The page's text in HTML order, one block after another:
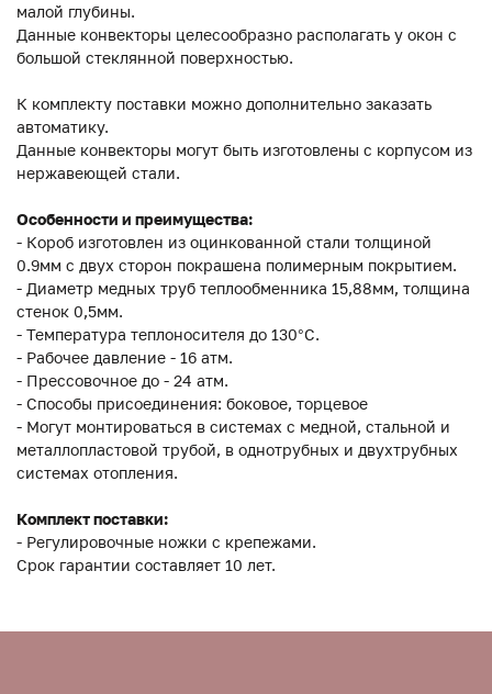
малой глубины.
Данные конвекторы целесообразно располагать у окон с
большой стеклянной поверхностью.
К комплекту поставки можно дополнительно заказать
автоматику.
Данные конвекторы могут быть изготовлены с корпусом из
нержавеющей стали.
Особенности и преимущества:
- Короб изготовлен из оцинкованной стали толщиной
0.9мм с двух сторон покрашена полимерным покрытием.
- Диаметр медных труб теплообменника 15,88мм, толщина
стенок 0,5мм.
- Температура теплоносителя до 130°C.
- Рабочее давление - 16 атм.
- Прессовочное до - 24 атм.
- Способы присоединения: боковое, торцевое
- Могут монтироваться в системах с медной, стальной и
металлопластовой трубой, в однотрубных и двухтрубных
системах отопления.
Комплект поставки:
- Регулировочные ножки с крепежами.
Срок гарантии составляет 10 лет.